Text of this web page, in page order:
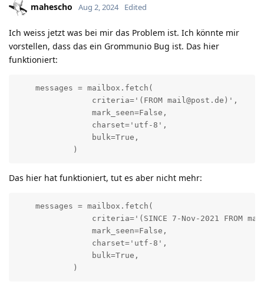
mahescho Aug 2, 2024 Edited
Ich weiss jetzt was bei mir das Problem ist. Ich könnte mir
vorstellen, dass das ein Grommunio Bug ist. Das hier
funktioniert:
    messages = mailbox.fetch(
                criteria='(FROM mail@post.de)',
                mark_seen=False,
                charset='utf-8',
                bulk=True,
            )
Das hier hat funktioniert, tut es aber nicht mehr:
    messages = mailbox.fetch(
criteria='(SINCE 7-Nov-2021 FROM
                mark_seen=False,
                charset='utf-8',
                bulk=True,
            )